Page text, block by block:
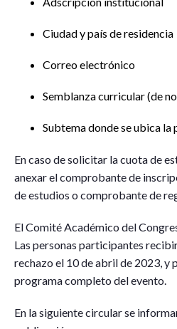
Ciudad y país de residencia
Correo electrónico
Semblanza curricular (de
Subtema donde se ubica
En caso de solicitar la cuota de
anexar el comprobante de
de estudios o comprobante de
El Comité Académico del
Las personas participantes
rechazo el 10 de abril de 2023, y
programa completo del evento.
En la siguiente circular se